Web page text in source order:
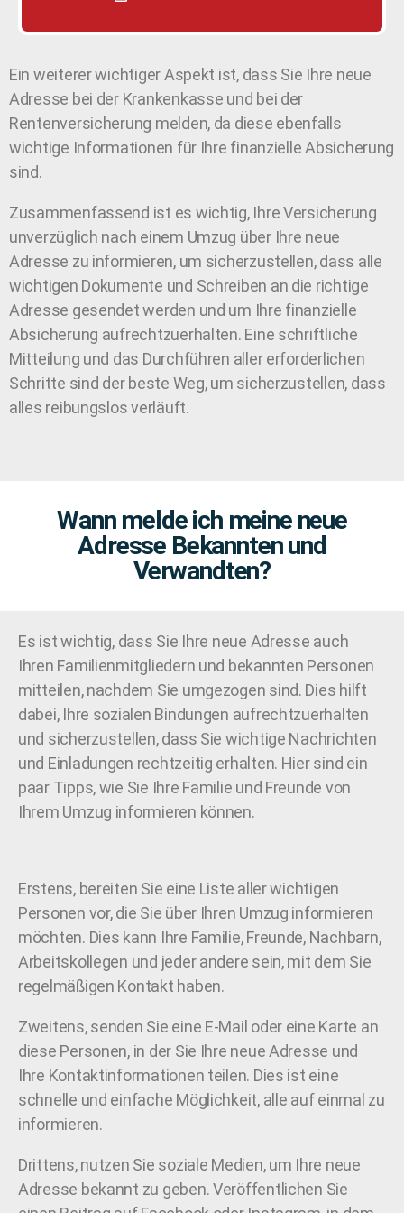
Ein weiterer wichtiger Aspekt ist, dass Sie Ihre neue
Adresse bei der Krankenkasse und bei der
Rentenversicherung melden, da diese ebenfalls
wichtige Informationen für Ihre finanzielle Absicherung
sind.
Zusammenfassend ist es wichtig, Ihre Versicherung
unverzüglich nach einem Umzug über Ihre neue
Adresse zu informieren, um sicherzustellen, dass alle
wichtigen Dokumente und Schreiben an die richtige
Adresse gesendet werden und um Ihre finanzielle
Absicherung aufrechtzuerhalten. Eine schriftliche
Mitteilung und das Durchführen aller erforderlichen
Schritte sind der beste Weg, um sicherzustellen, dass
alles reibungslos verläuft.
Wann melde ich meine neue
Adresse Bekannten und
Verwandten?
Es ist wichtig, dass Sie Ihre neue Adresse auch
Ihren Familienmitgliedern und bekannten Personen
mitteilen, nachdem Sie umgezogen sind. Dies hilft
dabei, Ihre sozialen Bindungen aufrechtzuerhalten
und sicherzustellen, dass Sie wichtige Nachrichten
und Einladungen rechtzeitig erhalten. Hier sind ein
paar Tipps, wie Sie Ihre Familie und Freunde von
Ihrem Umzug informieren können.
Erstens, bereiten Sie eine Liste aller wichtigen
Personen vor, die Sie über Ihren Umzug informieren
möchten. Dies kann Ihre Familie, Freunde, Nachbarn,
Arbeitskollegen und jeder andere sein, mit dem Sie
regelmäßigen Kontakt haben.
Zweitens, senden Sie eine E-Mail oder eine Karte an
diese Personen, in der Sie Ihre neue Adresse und
Ihre Kontaktinformationen teilen. Dies ist eine
schnelle und einfache Möglichkeit, alle auf einmal zu
informieren.
Drittens, nutzen Sie soziale Medien, um Ihre neue
Adresse bekannt zu geben. Veröffentlichen Sie